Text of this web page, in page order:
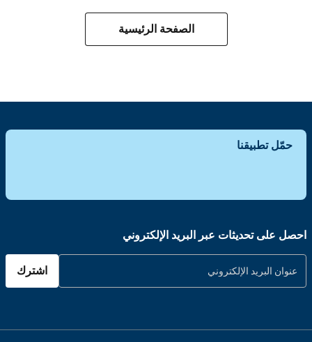
الصفحة الرئيسية
حمّل تطبيقنا
احصل على تحديثات عبر البريد الإلكتروني
اشترك